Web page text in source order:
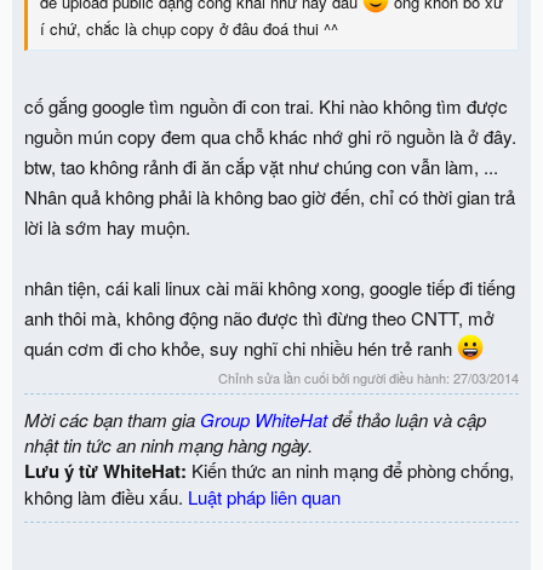
í chứ, chắc là chụp copy ở đâu đoá thui ^^
cố gắng google tìm nguồn đi con trai. Khi nào không tìm được
nguồn mún copy đem qua chỗ khác nhớ ghi rõ nguồn là ở đây.
btw, tao không rảnh đi ăn cắp vặt như chúng con vẫn làm, ...
Nhân quả không phải là không bao giờ đến, chỉ có thời gian trả
lời là sớm hay muộn.
nhân tiện, cái kali linux cài mãi không xong, google tiếp đi tiếng
anh thôi mà, không động não được thì đừng theo CNTT, mở
quán cơm đi cho khỏe, suy nghĩ chi nhiều hén trẻ ranh
Chỉnh sửa lần cuối bởi người điều hành: 27/03/2014
Mời các bạn tham gia Group WhiteHatđể thảo luận và cập
nhật tin tức an ninh mạng hàng ngày.
Lưu ý từ WhiteHat: Kiến thức an ninh mạng để phòng chống,
không làm điều xấu. Luật pháp liên quan